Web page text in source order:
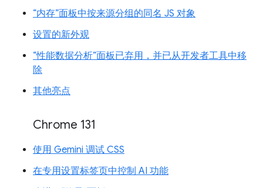
“内存”面板中按来源分组的同名 JS 对象
设置的新外观
“性能数据分析”面板已弃用，并已从开发者工具中移
除
其他亮点
Chrome 131
使用 Gemini 调试 CSS
在专用设置标签页中控制 AI 功能